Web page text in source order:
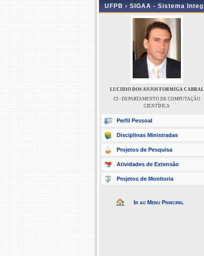
UFPB › SIGAA - Sistema
LUCIDIO DOS ANJOS FORMIGA CABRAL
CI - DEPARTAMENTO DE COMPUTAÇÃO
CIENTÍFICA
Perfil Pessoal
Disciplinas Ministradas
Projetos de Pesquisa
Atividades de Extensão
Projetos de Monitoria
Ir ao Menu Principal